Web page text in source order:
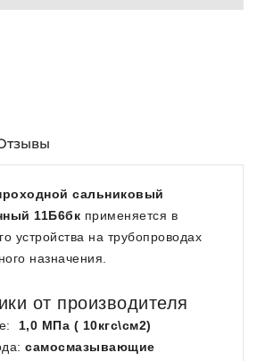
сальниковый
11Б6бк применяется в
устройства на трубопроводах
назначения.
от производителя
1,0 МПа ( 10кгс\см2)
самосмазывающие